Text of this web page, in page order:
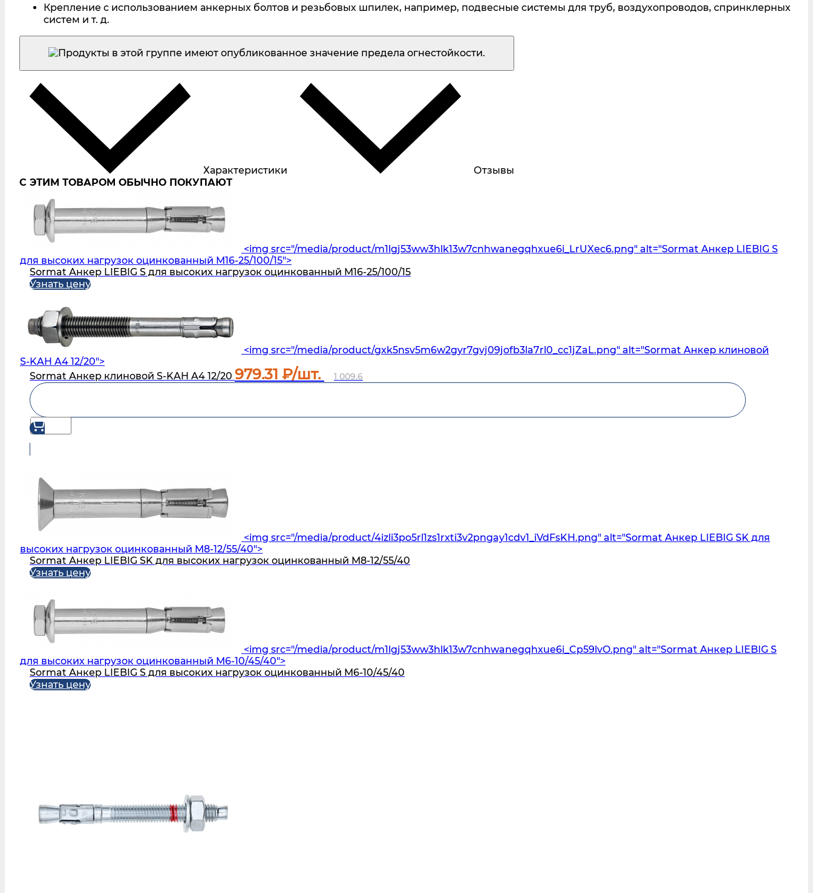
Крепление с использованием анкерных болтов и резьбовых шпилек, например, подвесные системы для труб, воздухопроводов, спринклерных
систем и т. д.
Характеристики
Отзывы
С ЭТИМ ТОВАРОМ ОБЫЧНО ПОКУПАЮТ
<img src="/media/product/m1lgj53ww3hlk13w7cnhwanegqhxue6i_LrUXec6.png" alt="Sormat Анкер LIEBIG S
для высоких нагрузок оцинкованный M16-25/100/15">
Sormat Анкер LIEBIG S для высоких нагрузок оцинкованный M16-25/100/15
Узнать цену
<img src="/media/product/gxk5nsv5m6w2gyr7gvj09jofb3la7rl0_cc1jZaL.png" alt="Sormat Анкер клиновой
S‑KAH A4 12/20">
Sormat Анкер клиновой S‑KAH A4 12/20 979.31 ₽/шт. 1 009.6
<img src="/media/product/4izli3po5rl1zs1rxti3v2pngay1cdv1_iVdFsKH.png" alt="Sormat Анкер LIEBIG SK для
высоких нагрузок оцинкованный M8-12/55/40">
Sormat Анкер LIEBIG SK для высоких нагрузок оцинкованный M8-12/55/40
Узнать цену
<img src="/media/product/m1lgj53ww3hlk13w7cnhwanegqhxue6i_Cp59lvO.png" alt="Sormat Анкер LIEBIG S
для высоких нагрузок оцинкованный M6-10/45/40">
Sormat Анкер LIEBIG S для высоких нагрузок оцинкованный M6-10/45/40
Узнать цену